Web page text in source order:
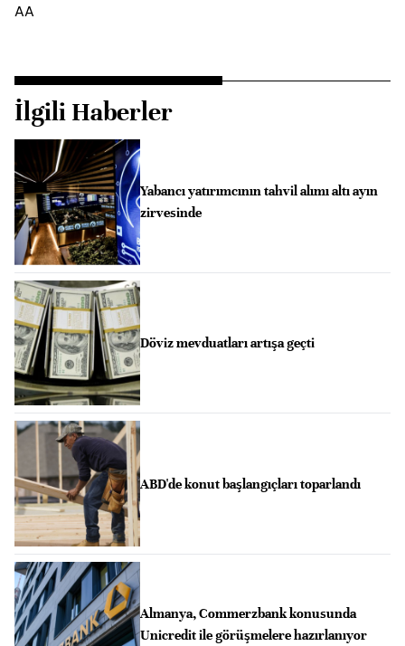
AA
İlgili Haberler
Yabancı yatırımcının tahvil alımı altı ayın
zirvesinde
Döviz mevduatları artışa geçti
ABD'de konut başlangıçları toparlandı
Almanya, Commerzbank konusunda
Unicredit ile görüşmelere hazırlanıyor